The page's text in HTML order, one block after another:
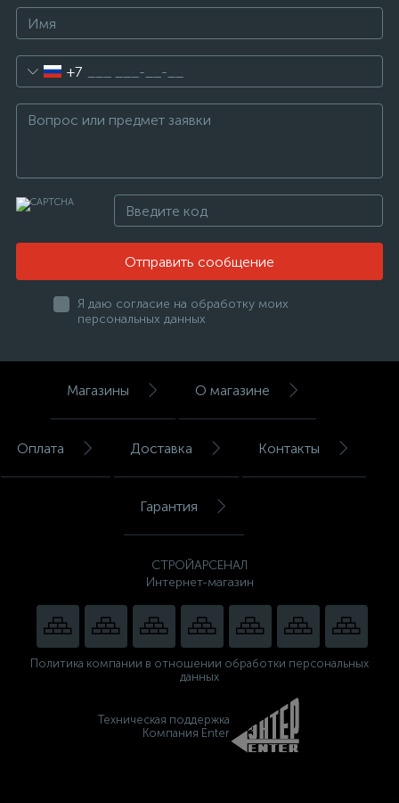
+7
Отправить сообщение
Я даю согласие на обработку моих
персональных данных
Магазины О магазине
Оплата Доставка Контакты
Гарантия
СТРОЙАРСЕНАЛ
Интернет-магазин
Политика компании в отношении обработки персональных
данных
Техническая поддержка
Компания Enter